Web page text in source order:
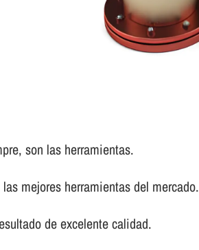
son las herramientas.
mejores herramientas del mercado.
de excelente calidad.